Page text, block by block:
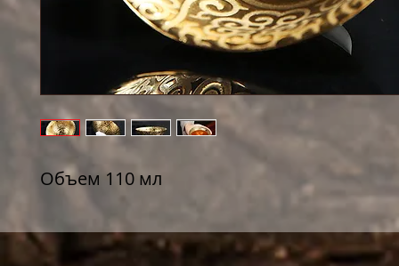
Объем 110 мл